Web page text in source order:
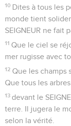
10 Dites à tous les
monde tient
SEIGNEUR ne fait
11 Que le ciel se
mer rugisse avec
12 Que les champs
Que tous les
13 devant le
terre. Il jugera le
selon la vérité.